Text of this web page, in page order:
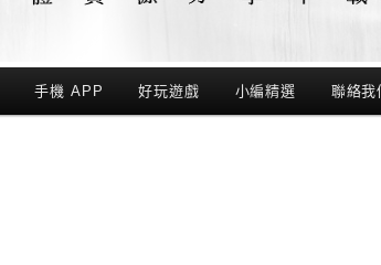
手機 APP 好玩遊戲 小編精選 聯絡我